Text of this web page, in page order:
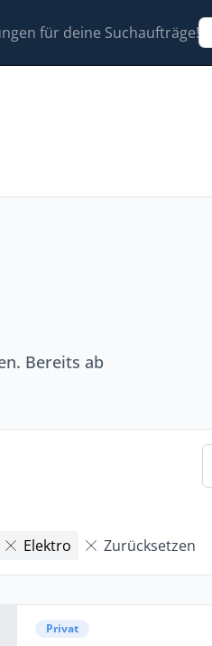
für deine Suchaufträge!
Bereits ab
Elektro Zurücksetzen
Privat